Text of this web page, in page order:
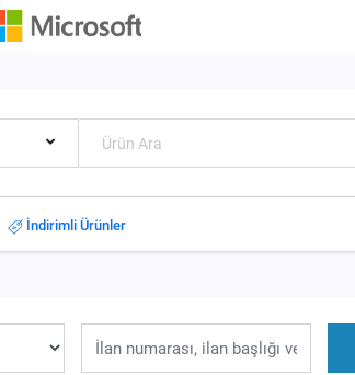
İndirimli Ürünler